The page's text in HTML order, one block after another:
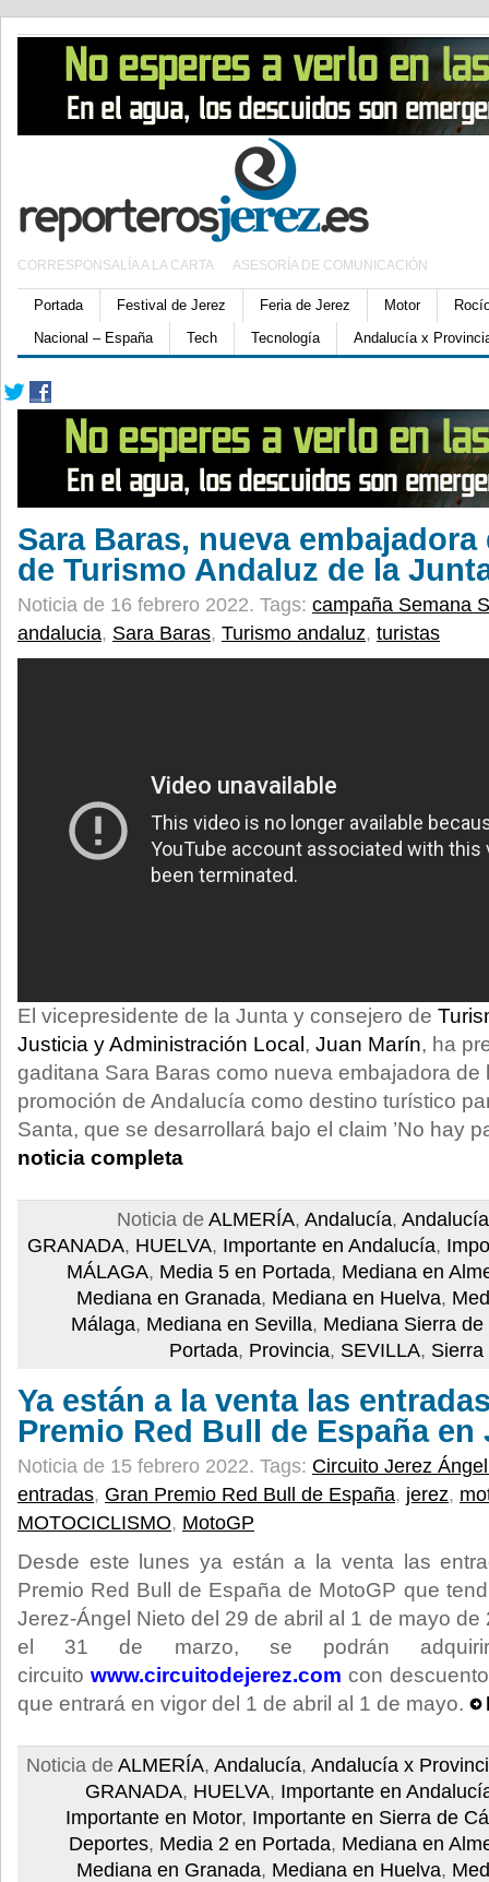
CORRESPONSALÍA A LA CARTA ASESORÍA DE COMUNICACIÓN
Portada Festival de Jerez Feria de Jerez Motor
Nacional – España
Tech Tecnología Andalucía x
Sara Baras, nueva embajadora
de Turismo Andaluz de la
Noticia de 16 febrero 2022. Tags: campaña Semana
andalucia, Sara Baras, Turismo andaluz, turistas
El vicepresidente de la Junta y consejero de
Justicia y Administración Local , Juan Marín, ha
gaditana Sara Baras como nueva embajadora de
promoción de Andalucía como destino turístico
Santa, que se desarrollará bajo el claim ’No hay
noticia completa
Noticia de ALMERÍA, Andalucía,
GRANADA, HUELVA, Importante en Andalucía,
MÁLAGA, Media 5 en Portada, Mediana en
Mediana en Granada, Mediana en Huelva,
Málaga, Mediana en Sevilla, Mediana Sierra de
Portada, Provincia, SEVILLA, Sierra
Ya están a la venta las
Premio Red Bull de España en
Noticia de 15 febrero 2022. Tags: Circuito Jerez
entradas, Gran Premio Red Bull de España, jerez,
MOTOCICLISMO, MotoGP
Desde este lunes ya están a la venta las
Premio Red Bull de España de MotoGP que
Jerez-Ángel Nieto del 29 de abril al 1 de mayo
el 31 de marzo, se podrán
circuitowww.circuitodejerez.com con
que entrará en vigor del 1 de abril al 1 de mayo.
Noticia de ALMERÍA, Andalucía, Andalucía x
GRANADA, HUELVA, Importante en
Importante en Motor, Importante en Sierra de
Deportes, Media 2 en Portada, Mediana en
Mediana en Granada, Mediana en Huelva,